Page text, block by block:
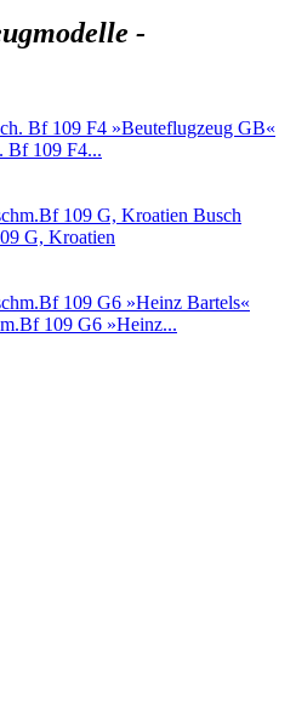
-
Bf 109 F4...
Busch
G, Kroatien
109 G6 »Heinz...